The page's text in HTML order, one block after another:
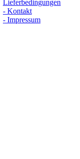
Lieferbedingungen
- Kontakt
- Impressum